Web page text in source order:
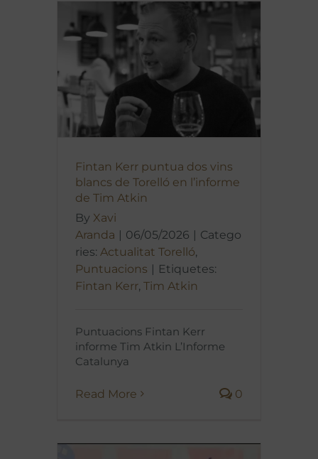
Fintan Kerr puntua dos vins
blancs de Torelló en l’informe
de Tim Atkin
By Xavi
Aranda | 06/05/2026 | Catego
ries: Actualitat Torelló,
Puntuacions | Etiquetes:
Fintan Kerr, Tim Atkin
Puntuacions Fintan Kerr
informe Tim Atkin L’Informe
Catalunya
Read More 0